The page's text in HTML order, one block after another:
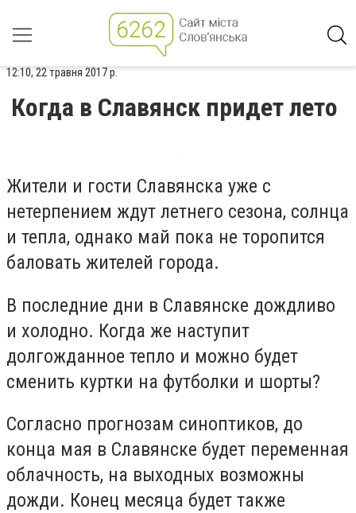
12:10, 22 травня 2017 р.
Когда в Славянск придет лето
Жители и гости Славянска уже с
нетерпением ждут летнего сезона, солнца
и тепла, однако май пока не торопится
баловать жителей города.
В последние дни в Славянске дождливо
и холодно. Когда же наступит
долгожданное тепло и можно будет
сменить куртки на футболки и шорты?
Согласно прогнозам синоптиков, до
конца мая в Славянске будет переменная
облачность, на выходных возможны
дожди. Конец месяца будет также